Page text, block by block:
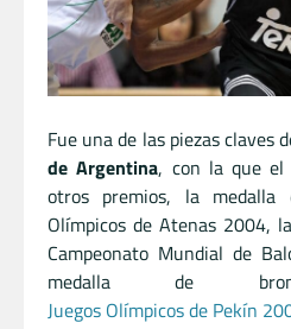
Fue una de las piezas claves
de Argentina, con la que el
otros premios, la
Olímpicos de Atenas 2004,
Campeonato Mundial de
medalla de
Juegos Olímpicos de Pekín